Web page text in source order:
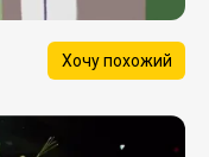
Хочу похожий